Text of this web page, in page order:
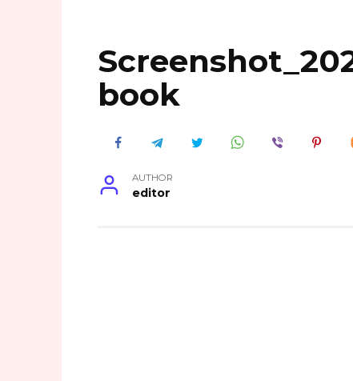
book
AUTHOR
editor